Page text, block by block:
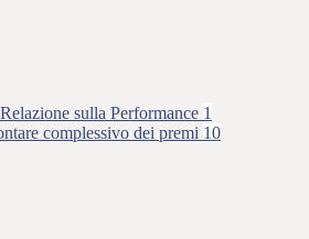
Relazione sulla Performance 1
complessivo dei premi 10